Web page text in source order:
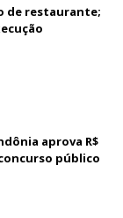
de restaurante;
aprova R$
público